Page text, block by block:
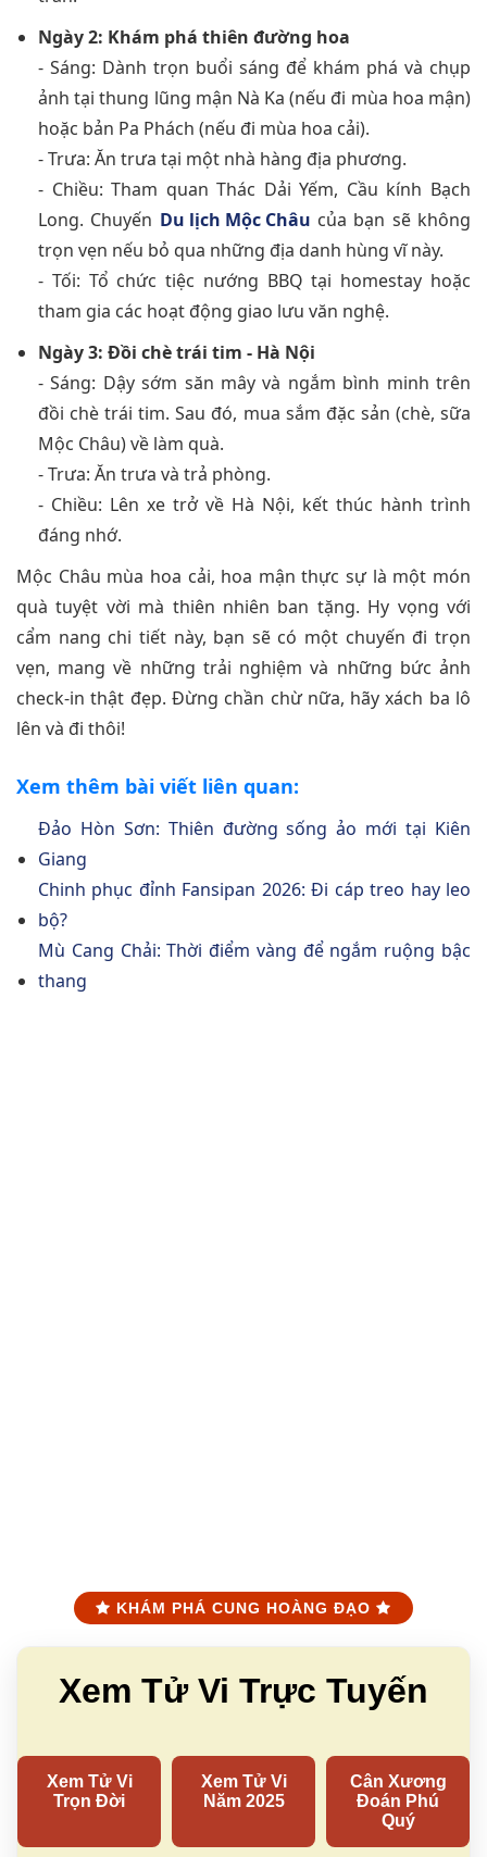
Ngày 2: Khám phá thiên đường hoa
- Sáng: Dành trọn buổi sáng để khám phá và chụp
ảnh tại thung lũng mận Nà Ka (nếu đi mùa hoa mận)
hoặc bản Pa Phách (nếu đi mùa hoa cải).
- Trưa: Ăn trưa tại một nhà hàng địa phương.
- Chiều: Tham quan Thác Dải Yếm, Cầu kính Bạch
Long. Chuyến Du lịch Mộc Châu của bạn sẽ không
trọn vẹn nếu bỏ qua những địa danh hùng vĩ này.
- Tối: Tổ chức tiệc nướng BBQ tại homestay hoặc
tham gia các hoạt động giao lưu văn nghệ.
Ngày 3: Đồi chè trái tim - Hà Nội
- Sáng: Dậy sớm săn mây và ngắm bình minh trên
đồi chè trái tim. Sau đó, mua sắm đặc sản (chè, sữa
Mộc Châu) về làm quà.
- Trưa: Ăn trưa và trả phòng.
- Chiều: Lên xe trở về Hà Nội, kết thúc hành trình
đáng nhớ.
Mộc Châu mùa hoa cải, hoa mận thực sự là một món
quà tuyệt vời mà thiên nhiên ban tặng. Hy vọng với
cẩm nang chi tiết này, bạn sẽ có một chuyến đi trọn
vẹn, mang về những trải nghiệm và những bức ảnh
check-in thật đẹp. Đừng chần chừ nữa, hãy xách ba lô
lên và đi thôi!
Xem thêm bài viết liên quan:
Đảo Hòn Sơn: Thiên đường sống ảo mới tại Kiên
Giang
Chinh phục đỉnh Fansipan 2026: Đi cáp treo hay leo
bộ?
Mù Cang Chải: Thời điểm vàng để ngắm ruộng bậc
thang
KHÁM PHÁ CUNG HOÀNG ĐẠO